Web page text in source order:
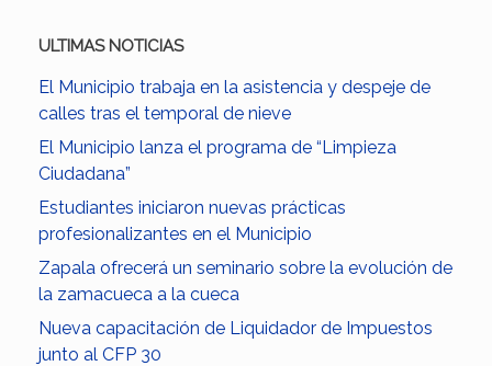
ULTIMAS NOTICIAS
El Municipio trabaja en la asistencia y despeje de
calles tras el temporal de nieve
El Municipio lanza el programa de “Limpieza
Ciudadana”
Estudiantes iniciaron nuevas prácticas
profesionalizantes en el Municipio
Zapala ofrecerá un seminario sobre la evolución de
la zamacueca a la cueca
Nueva capacitación de Liquidador de Impuestos
junto al CFP 30